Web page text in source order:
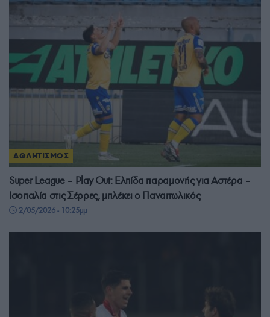
ΑΘΛΗΤΙΣΜΟΣ
Super League – Play Out: Ελπίδα παραμονής για Αστέρα –
Ισοπαλία στις Σέρρες, μπλέκει ο Παναιτωλικός
2/05/2026 - 10:25μμ